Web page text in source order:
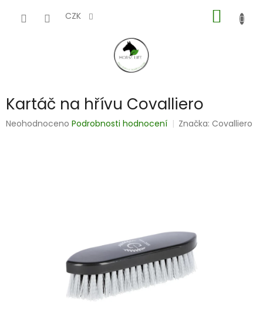
CZK
KOŠÍK
Kartáč na hřívu Covalliero
Průměrné
Neohodnoceno Podrobnosti hodnocení Značka:Covalliero